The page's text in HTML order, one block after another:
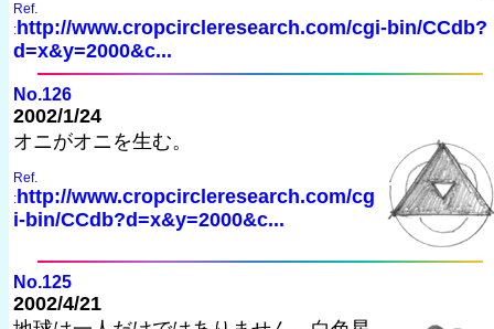
Ref.
: http://www.cropcircleresearch.com/cgi-bin/CCdb?
d=x&y=2000&c...
No.126
2002/1/24
オニがオニを生む。
Ref.
: http://www.cropcircleresearch.com/cg
i-bin/CCdb?d=x&y=2000&c...
No.125
2002/4/21